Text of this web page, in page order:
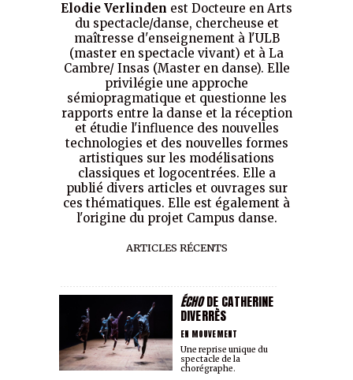
SOUTENEZ NOUS
Elodie Verlinden est Docteure en Arts
du spectacle/danse, chercheuse et
maîtresse d'enseignement à l'ULB
(master en spectacle vivant) et à La
Cambre/ Insas (Master en danse). Elle
privilégie une approche
sémiopragmatique et questionne les
rapports entre la danse et la réception
et étudie l'influence des nouvelles
technologies et des nouvelles formes
artistiques sur les modélisations
classiques et logocentrées. Elle a
publié divers articles et ouvrages sur
ces thématiques. Elle est également à
l'origine du projet Campus danse.
ARTICLES RÉCENTS
ÉCHODE CATHERINE
DIVERRÈS
EN MOUVEMENT
Une reprise unique du
spectacle de la
chorégraphe.